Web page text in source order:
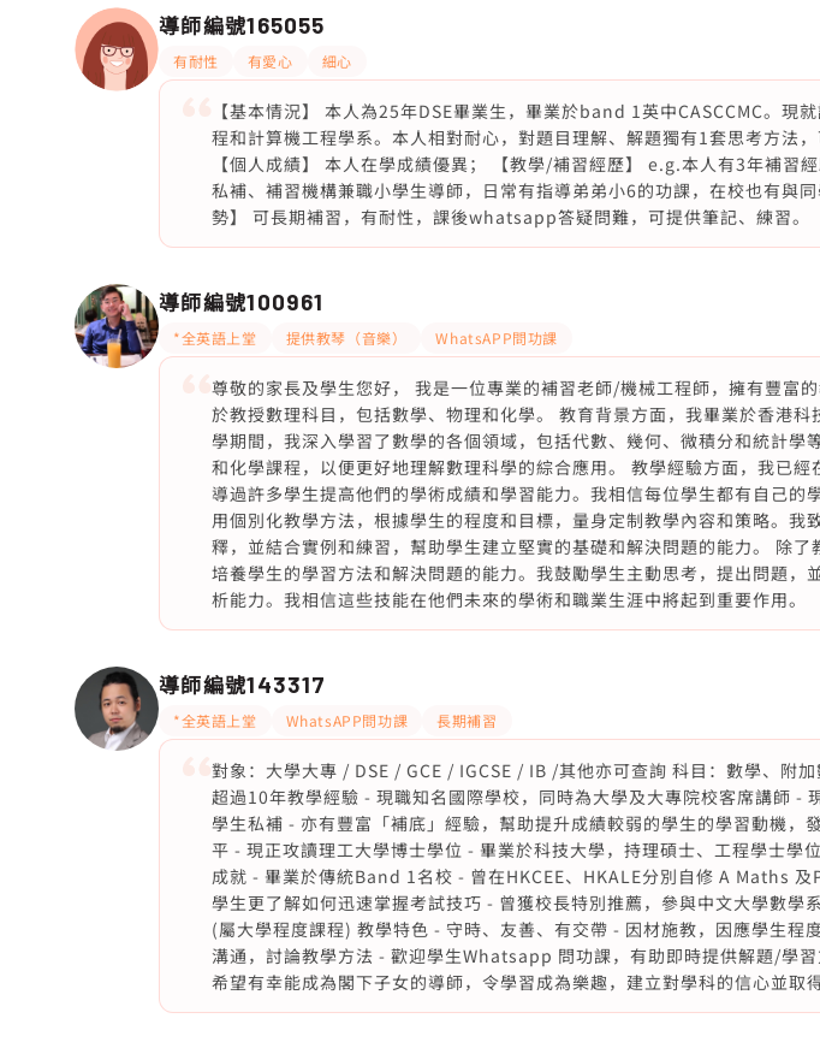
導師編號165055
有耐性 有愛心 細心
【基本情況】 本人為25年DSE畢業生，畢業於band 1英中CASCCMC。現
程和計算機工程學系。本人相對耐心，對題目理解、解題獨有1套思考方法，
【個人成績】 本人在學成績優異； 【教學/補習經歷】 e.g.本人有3年補習
私補、補習機構兼職小學生導師，日常有指導弟弟小6的功課，在校也有與
勢】 可長期補習，有耐性，課後whatsapp答疑問難，可提供筆記、練習。
導師編號100961
*全英語上堂 提供教琴（音樂） WhatsAPP問功課
尊敬的家長及學生您好， 我是一位專業的補習老師/機械工程師，擁有豐富
於教授數理科目，包括數學、物理和化學。 教育背景方面，我畢業於香港科
學期間，我深入學習了數學的各個領域，包括代數、幾何、微積分和統計學
和化學課程，以便更好地理解數理科學的綜合應用。 教學經驗方面，我已經
導過許多學生提高他們的學術成績和學習能力。我相信每位學生都有自己的
用個別化教學方法，根據學生的程度和目標，量身定制教學內容和策略。我
釋，並結合實例和練習，幫助學生建立堅實的基礎和解決問題的能力。 除了
培養學生的學習方法和解決問題的能力。我鼓勵學生主動思考，提出問題，
析能力。我相信這些技能在他們未來的學術和職業生涯中將起到重要作用。
導師編號143317
*全英語上堂 WhatsAPP問功課 長期補習
對象：大學大專 / DSE / GCE / IGCSE / IB /其他亦可查詢 科目：數學、附加
超過10年教學經驗 - 現職知名國際學校，同時為大學及大專院校客席講師 -
學生私補 - 亦有豐富「補底」經驗，幫助提升成績較弱的學生的學習動機，
平 - 現正攻讀理工大學博士學位 - 畢業於科技大學，持理碩士、工程學士學
成就 - 畢業於傳統Band 1名校 - 曾在HKCEE、HKALE分別自修 A Maths
學生更了解如何迅速掌握考試技巧 - 曾獲校長特別推薦，參與中文大學數學
(屬大學程度課程) 教學特色 - 守時、友善、有交帶 - 因材施教，因應學生程
溝通，討論教學方法 - 歡迎學生Whatsapp 問功課，有助即時提供解題/學
希望有幸能成為閣下子女的導師，令學習成為樂趣，建立對學科的信心並取得